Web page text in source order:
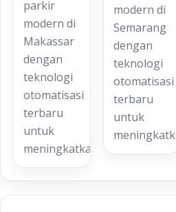
parkir
modern di
Makassar
dengan
teknologi
otomatisasi
terbaru
untuk
meningkatkan…
modern di
Semarang
dengan
teknologi
otomatisasi
terbaru
untuk